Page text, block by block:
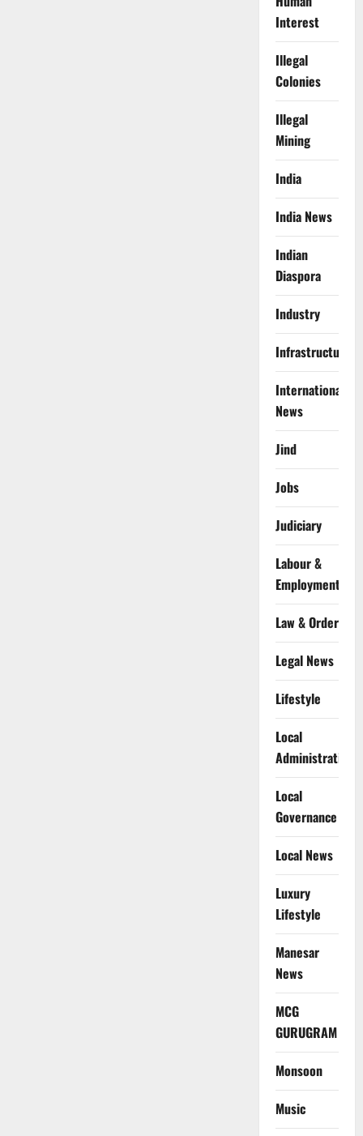
Interest
Illegal
Colonies
Illegal
Mining
India
India News
Indian
Diaspora
Industry
Infrastructure
International
News
Jind
Jobs
Judiciary
Labour &
Employment
Law & Order
Legal News
Lifestyle
Local
Administration
Local
Governance
Local News
Luxury
Lifestyle
Manesar
News
MCG
GURUGRAM
Monsoon
Music